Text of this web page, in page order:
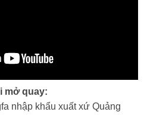
mở quay:
nhập khẩu xuất xứ Quảng